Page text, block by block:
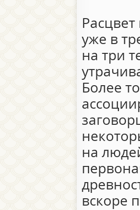
уже в
на три
Более
на
вскоре